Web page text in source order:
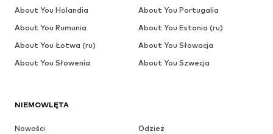
NIEMOWLĘTA
Nowości
Odzież
About You Holandia
About You Portugalia
About You Rumunia
About You Estonia (ru)
About You Łotwa (ru)
About You Słowacja
About You Słowenia
About You Szwecja